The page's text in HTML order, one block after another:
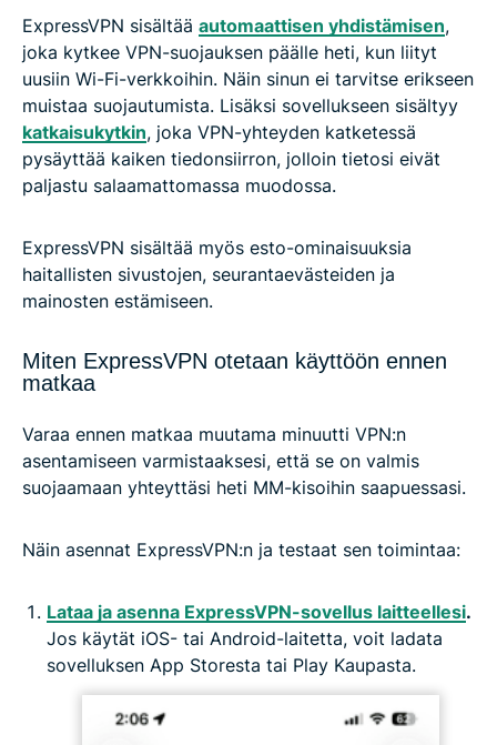
ExpressVPN sisältää automaattisen yhdistämisen,
joka kytkee VPN-suojauksen päälle heti, kun liityt
uusiin Wi-Fi-verkkoihin. Näin sinun ei tarvitse erikseen
muistaa suojautumista. Lisäksi sovellukseen sisältyy
katkaisukytkin, joka VPN-yhteyden katketessä
pysäyttää kaiken tiedonsiirron, jolloin tietosi eivät
paljastu salaamattomassa muodossa.
ExpressVPN sisältää myös esto-ominaisuuksia
haitallisten sivustojen, seurantaevästeiden ja
mainosten estämiseen.
Miten ExpressVPN otetaan käyttöön ennen
matkaa
Varaa ennen matkaa muutama minuutti VPN:n
asentamiseen varmistaaksesi, että se on valmis
suojaamaan yhteyttäsi heti MM-kisoihin saapuessasi.
Näin asennat ExpressVPN:n ja testaat sen toimintaa:
Lataa ja asenna ExpressVPN-sovellus laitteellesi.
Jos käytät iOS- tai Android-laitetta, voit ladata
sovelluksen App Storesta tai Play Kaupasta.